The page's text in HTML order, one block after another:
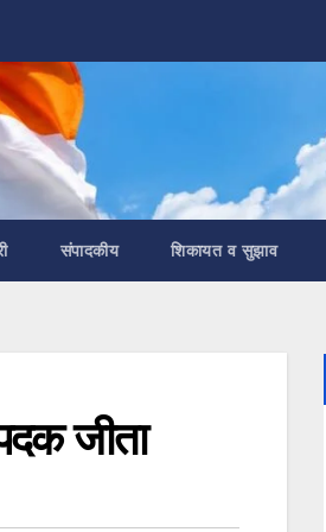
संपादकीय शिकायत व सुझाव
जीता